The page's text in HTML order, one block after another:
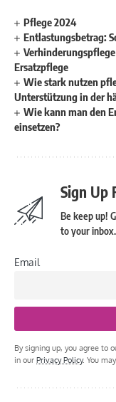
Pflege 2024
Entlastungsbetrag:
Ersatzpflege
Wie stark nutzen
Unterstützung in der
Wie kann man den
einsetzen?
Sign Up
Be keep up!
to your inbox.
Email
By signing up, you agree to
in our Privacy Policy. You